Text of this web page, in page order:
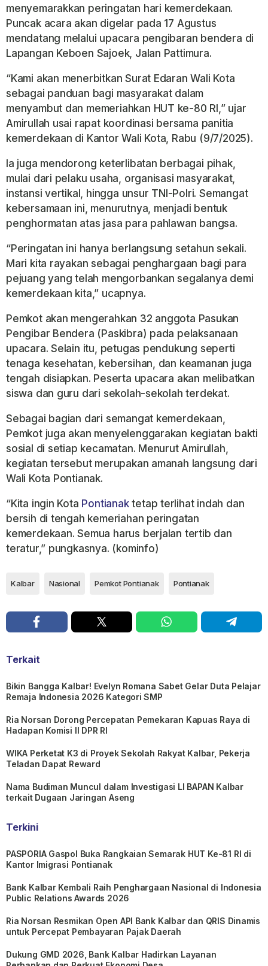
menyemarakkan peringatan hari kemerdekaan.
Puncak acara akan digelar pada 17 Agustus
mendatang melalui upacara pengibaran bendera di
Lapangan Keboen Sajoek, Jalan Pattimura.
“Kami akan menerbitkan Surat Edaran Wali Kota
sebagai panduan bagi masyarakat dalam
menyambut dan memeriahkan HUT ke-80 RI,” ujar
Amirullah usai rapat koordinasi bersama panitia
kemerdekaan di Kantor Wali Kota, Rabu (9/7/2025).
Ia juga mendorong keterlibatan berbagai pihak,
mulai dari pelaku usaha, organisasi masyarakat,
instansi vertikal, hingga unsur TNI-Polri. Semangat
kebersamaan ini, menurutnya, menjadi bentuk
penghormatan atas jasa para pahlawan bangsa.
“Peringatan ini hanya berlangsung setahun sekali.
Mari kita rayakan sebagai penghargaan bagi para
pejuang yang telah mengorbankan segalanya demi
kemerdekaan kita,” ucapnya.
Pemkot akan mengerahkan 32 anggota Pasukan
Pengibar Bendera (Paskibra) pada pelaksanaan
upacara. Selain itu, petugas pendukung seperti
tenaga kesehatan, kebersihan, dan keamanan juga
tengah disiapkan. Peserta upacara akan melibatkan
siswa dan guru dari sekolah-sekolah terdekat.
Sebagai bagian dari semangat kemerdekaan,
Pemkot juga akan menyelenggarakan kegiatan bakti
sosial di setiap kecamatan. Menurut Amirullah,
kegiatan tersebut merupakan amanah langsung dari
Wali Kota Pontianak.
“Kita ingin Kota Pontianaktetap terlihat indah dan
bersih di tengah kemeriahan peringatan
kemerdekaan. Semua harus berjalan tertib dan
teratur,” pungkasnya. (kominfo)
Kalbar Nasional Pemkot Pontianak Pontianak
Terkait
Bikin Bangga Kalbar! Evelyn Romana Sabet Gelar Duta Pelajar
Remaja Indonesia 2026 Kategori SMP
Ria Norsan Dorong Percepatan Pemekaran Kapuas Raya di
Hadapan Komisi II DPR RI
WIKA Perketat K3 di Proyek Sekolah Rakyat Kalbar, Pekerja
Teladan Dapat Reward
Nama Budiman Muncul dalam Investigasi LI BAPAN Kalbar
terkait Dugaan Jaringan Aseng
Terkini
PASPORIA Gaspol Buka Rangkaian Semarak HUT Ke-81 RI di
Kantor Imigrasi Pontianak
Bank Kalbar Kembali Raih Penghargaan Nasional di Indonesia
Public Relations Awards 2026
Ria Norsan Resmikan Open API Bank Kalbar dan QRIS Dinamis
untuk Percepat Pembayaran Pajak Daerah
Dukung GMD 2026, Bank Kalbar Hadirkan Layanan